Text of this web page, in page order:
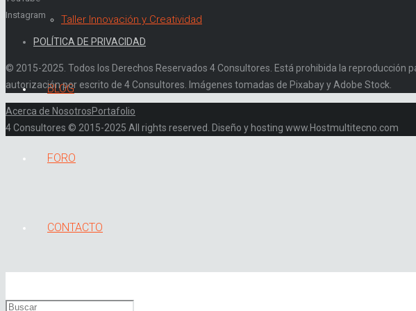
Taller Innovación y Creatividad
BLOG
FORO
CONTACTO
Instagram
POLÍTICA DE PRIVACIDAD
© 2015-2025. Todos los Derechos Reservados 4 Consultores. Está prohibida la
autorización por escrito de 4 Consultores. Imágenes tomadas de Pixabay y Adobe Stock.
Acerca de NosotrosPortafolio
4 Consultores © 2015-2025 All rights reserved. Diseño y hosting www.Hostmultitecno.com